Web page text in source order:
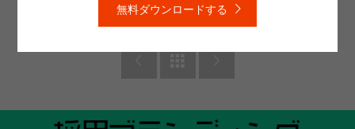
無料ダウンロードする